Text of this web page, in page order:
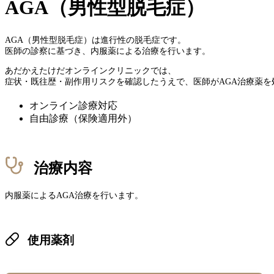
AGA（男性型脱毛症）
AGA（男性型脱毛症）は進行性の脱毛症です。
医師の診察に基づき、内服薬による治療を行います。
あだかえたけだオンラインクリニックでは、
症状・既往歴・副作用リスクを確認したうえで、医師がAGA治療薬を
オンライン診療対応
自由診療（保険適用外）
治療内容
内服薬によるAGA治療を行います。
使用薬剤